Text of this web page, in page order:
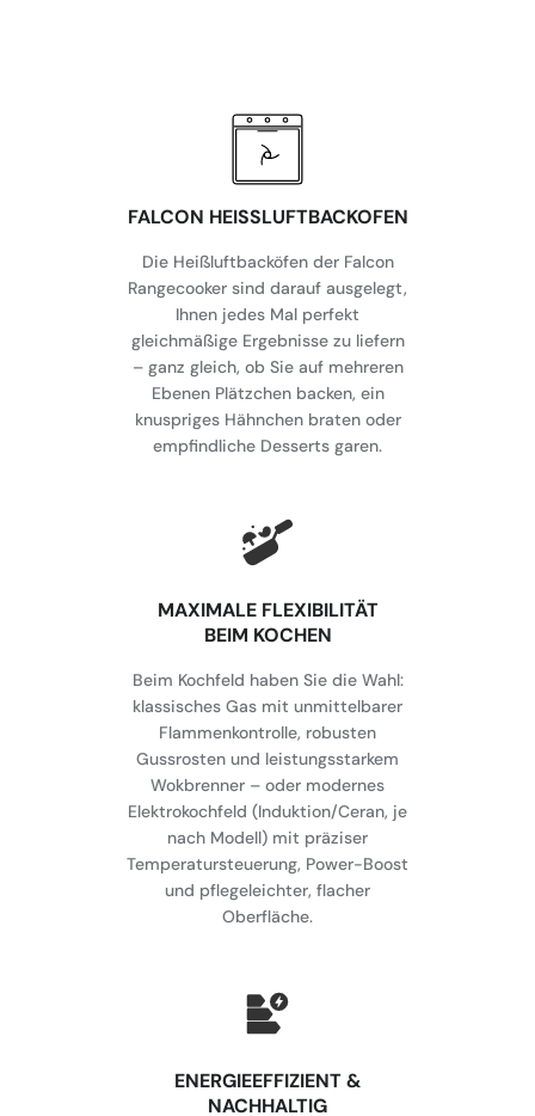
FALCON HEISSLUFTBACKOFEN
Die Heißluftbacköfen der Falcon
Rangecooker sind darauf ausgelegt,
Ihnen jedes Mal perfekt
gleichmäßige Ergebnisse zu liefern
– ganz gleich, ob Sie auf mehreren
Ebenen Plätzchen backen, ein
knuspriges Hähnchen braten oder
empfindliche Desserts garen.
MAXIMALE FLEXIBILITÄT
BEIM KOCHEN
Beim Kochfeld haben Sie die Wahl:
klassisches Gas mit unmittelbarer
Flammenkontrolle, robusten
Gussrosten und leistungsstarkem
Wokbrenner – oder modernes
Elektrokochfeld (Induktion/Ceran, je
nach Modell) mit präziser
Temperatursteuerung, Power-Boost
und pflegeleichter, flacher
Oberfläche.
⁠ENERGIEEFFIZIENT &
NACHHALTIG